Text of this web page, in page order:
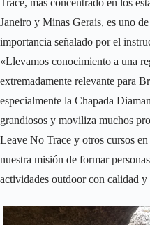
Janeiro y Minas Gerais, es uno
importancia señalado por el
«Llevamos conocimiento a una
extremadamente relevante para
especialmente la Chapada
grandiosos y moviliza muchos
Leave No Trace y otros cursos
nuestra misión de formar
actividades outdoor con calidad y